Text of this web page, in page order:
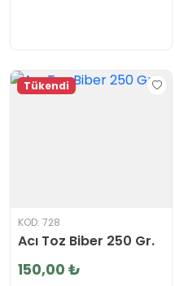
Tükendi
KOD: 728
Acı Toz Biber 250 Gr.
150,00 ₺